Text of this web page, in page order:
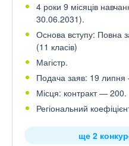
4 роки 9 місяців
30.06.2031).
Основа вступу: Повна
(11 класів)
Магістр.
Подача заяв: 19
Місця: контракт — 200.
Регіональний
ще 2